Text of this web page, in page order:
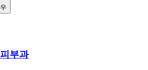
피부과